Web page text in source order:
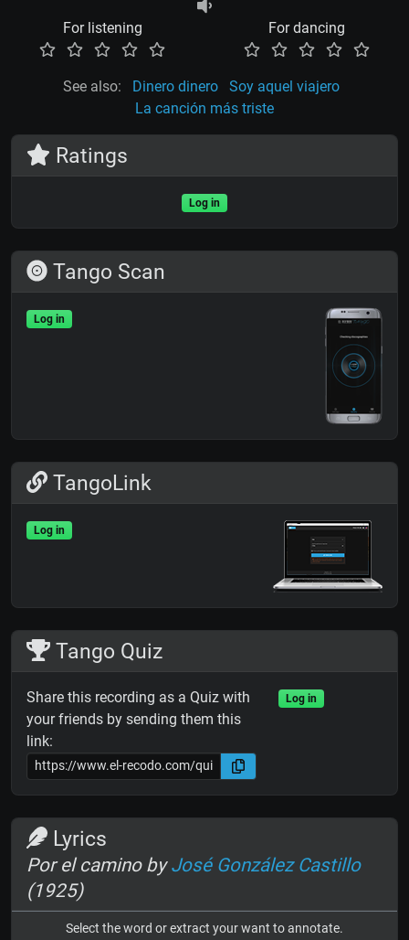
For listening For dancing
See also: Dinero dinero
Soy aquel viajero
La canción más triste
Ratings
Log in
Tango Scan
Log in
TangoLink
Log in
Tango Quiz
Share this recording as a Quiz with
your friends by sending them this
link:
Log in
Lyrics
Por el camino byJosé González Castillo
(1925)
Select the word or extract your want to annotate.